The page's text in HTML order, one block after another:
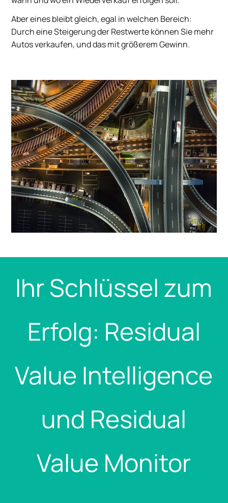
Aber eines bleibt gleich, egal in welchen Bereich:
Durch eine Steigerung der Restwerte können Sie mehr
Autos verkaufen, und das mit größerem Gewinn.
Ihr Schlüssel zum
Erfolg: Residual
Value Intelligence
und Residual
Value Monitor